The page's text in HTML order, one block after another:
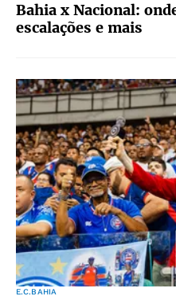
Bahia x Nacional:
escalações e mais
E.C.BAHIA